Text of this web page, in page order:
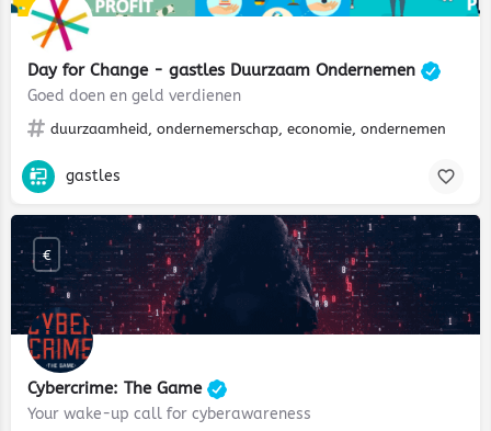
Day for Change - gastles Duurzaam Ondernemen
Goed doen en geld verdienen
duurzaamheid, ondernemerschap, economie, ondernemen
gastles
Cybercrime: The Game
Your wake-up call for cyberawareness
€